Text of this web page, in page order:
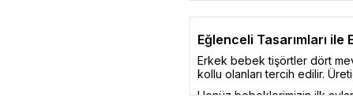
Eğlenceli Tasarımları
Erkek bebek tişörtler dört
kollu olanları tercih edilir.
Henüz bebeklerimizin ilk